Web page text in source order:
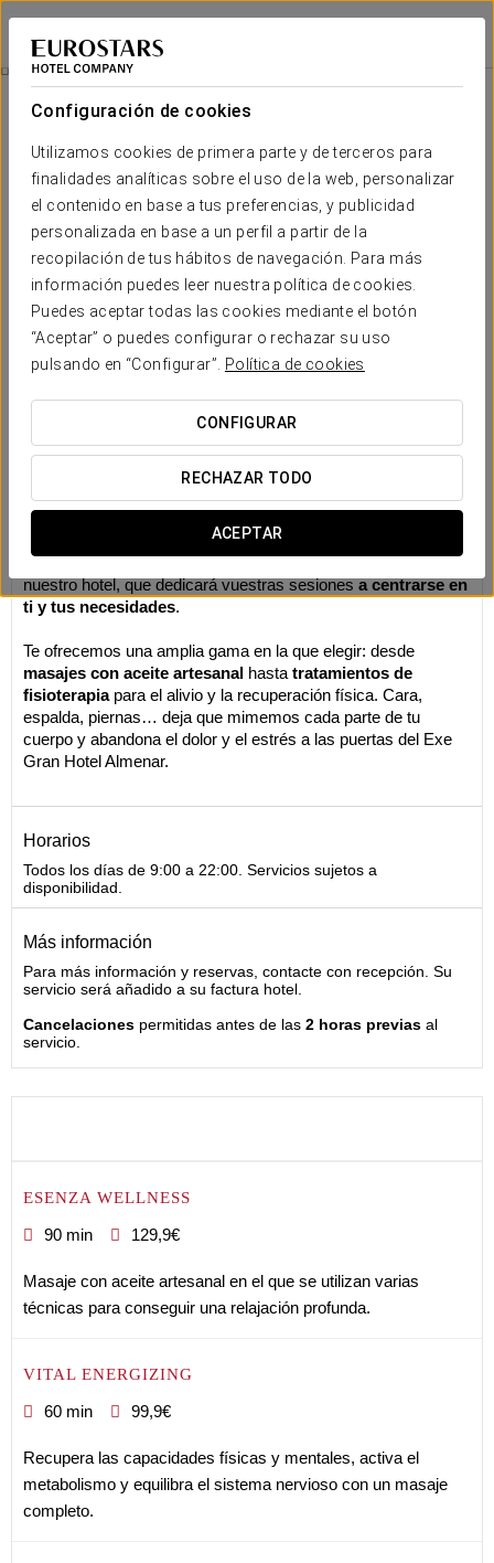
Configuración de cookies
Utilizamos cookies de primera parte y de terceros para
finalidades analíticas sobre el uso de la web, personalizar
el contenido en base a tus preferencias, y publicidad
personalizada en base a un perfil a partir de la
recopilación de tus hábitos de navegación. Para más
información puedes leer nuestra política de cookies.
Puedes aceptar todas las cookies mediante el botón
“Aceptar” o puedes configurar o rechazar su uso
pulsando en “Configurar”.
Política de cookies
CONFIGURAR
RECHAZAR TODO
ACEPTAR
Exe Gran Hotel Almenar
MADRID
Wellness
Masajes
Libérate de las tensiones diarias y cárgate de energía
poniéndote en las manos del equipo experto en terapias de
nuestro hotel, que dedicará vuestras sesionesa centrarse en
ti y tus necesidades.
Te ofrecemos una amplia gama en la que elegir: desde
masajes con aceite artesanal hasta tratamientos de
fisioterapiapara el alivio y la recuperación física. Cara,
espalda, piernas… deja que mimemos cada parte de tu
cuerpo y abandona el dolor y el estrés a las puertas del Exe
Gran Hotel Almenar.
Horarios
Todos los días de 9:00 a 22:00. Servicios sujetos a
disponibilidad.
Más información
Para más información y reservas, contacte con recepción. Su
servicio será añadido a su factura hotel.
Cancelaciones permitidas antes de las 2 horas previas al
servicio.
ESENZA WELLNESS
90 min 129,9€
Masaje con aceite artesanal en el que se utilizan varias
técnicas para conseguir una relajación profunda.
VITAL ENERGIZING
60 min 99,9€
Recupera las capacidades físicas y mentales, activa el
metabolismo y equilibra el sistema nervioso con un masaje
completo.